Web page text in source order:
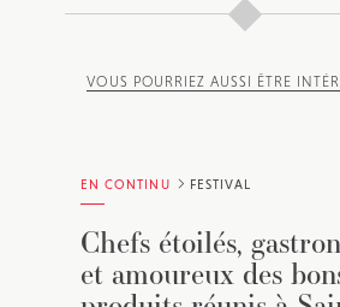
VOUS POURRIEZ AUSSI ÊTRE
EN CONTINU FESTIVAL
Chefs étoilés,
et amoureux des